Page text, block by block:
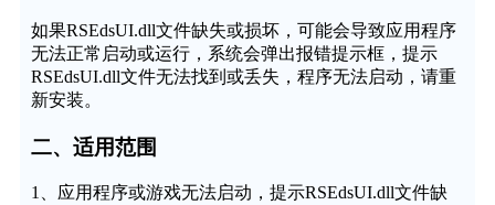
如果RSEdsUI.dll文件缺失或损坏，可能会导致应用程序
无法正常启动或运行，系统会弹出报错提示框，提示
RSEdsUI.dll文件无法找到或丢失，程序无法启动，请重
新安装。
二、适用范围
1、应用程序或游戏无法启动，提示RSEdsUI.dll文件缺